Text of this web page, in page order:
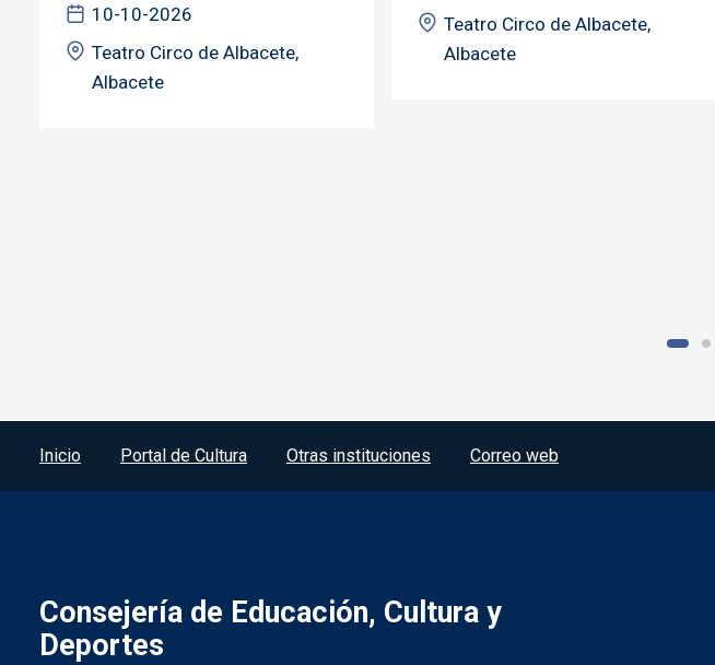
10-10-2026
Teatro Circo de Albacete,
Albacete
Teatro Circo de Albacete,
Albacete
Menú del pie
Inicio Portal de Cultura Otras instituciones Correo web
Consejería de Educación, Cultura y
Deportes